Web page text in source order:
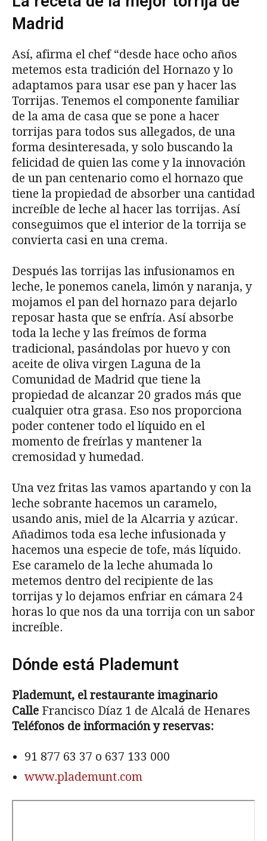
Madrid
Así, afirma el chef “desde hace ocho años
metemos esta tradición del Hornazo y lo
adaptamos para usar ese pan y hacer las
Torrijas. Tenemos el componente familiar
de la ama de casa que se pone a hacer
torrijas para todos sus allegados, de una
forma desinteresada, y solo buscando la
felicidad de quien las come y la innovación
de un pan centenario como el hornazo que
tiene la propiedad de absorber una cantidad
increíble de leche al hacer las torrijas. Así
conseguimos que el interior de la torrija se
convierta casi en una crema.
Después las torrijas las infusionamos en
leche, le ponemos canela, limón y naranja, y
mojamos el pan del hornazo para dejarlo
reposar hasta que se enfría. Así absorbe
toda la leche y las freímos de forma
tradicional, pasándolas por huevo y con
aceite de oliva virgen Laguna de la
Comunidad de Madrid que tiene la
propiedad de alcanzar 20 grados más que
cualquier otra grasa. Eso nos proporciona
poder contener todo el líquido en el
momento de freírlas y mantener la
cremosidad y humedad.
Una vez fritas las vamos apartando y con la
leche sobrante hacemos un caramelo,
usando anis, miel de la Alcarria y azúcar.
Añadimos toda esa leche infusionada y
hacemos una especie de tofe, más líquido.
Ese caramelo de la leche ahumada lo
metemos dentro del recipiente de las
torrijas y lo dejamos enfriar en cámara 24
horas lo que nos da una torrija con un sabor
increíble.
Dónde está Plademunt
Plademunt, el restaurante imaginario
Calle Francisco Díaz 1 de Alcalá de Henares
Teléfonos de información y reservas:
91 877 63 37 o 637 133 000
www.plademunt.com